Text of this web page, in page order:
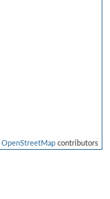
OpenStreetMapcontributors